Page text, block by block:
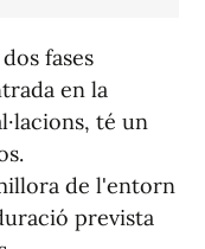
fases
en la
té un
de l'entorn
prevista